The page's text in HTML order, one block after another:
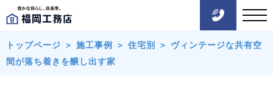
トップページ ＞ 施工事例 ＞ 住宅別 ＞
ヴィンテージな共有空
間が落ち着きを醸し出す家